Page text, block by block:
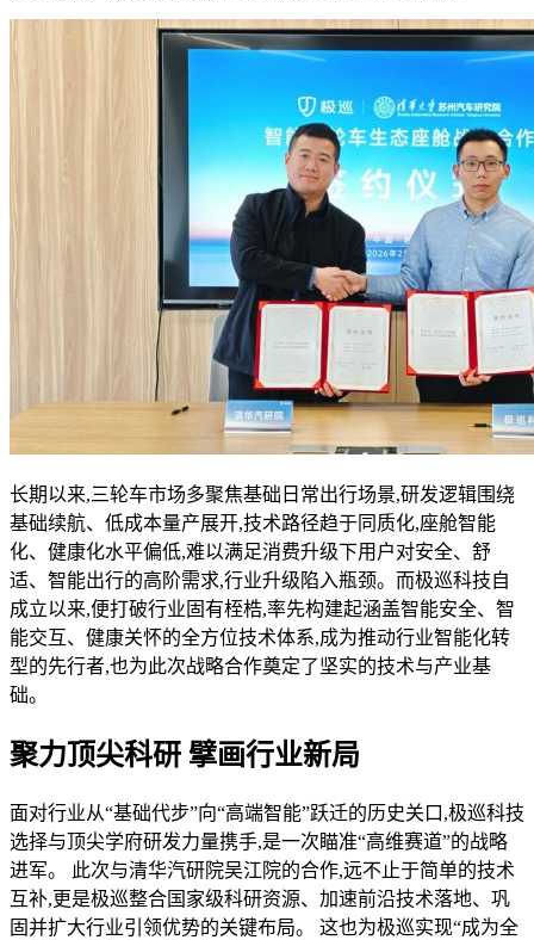
长期以来,三轮车市场多聚焦基础日常出行场景,研发逻辑围绕
基础续航、低成本量产展开,技术路径趋于同质化,座舱智能
化、健康化水平偏低,难以满足消费升级下用户对安全、舒
适、智能出行的高阶需求,行业升级陷入瓶颈。而极巡科技自
成立以来,便打破行业固有桎梏,率先构建起涵盖智能安全、智
能交互、健康关怀的全方位技术体系,成为推动行业智能化转
型的先行者,也为此次战略合作奠定了坚实的技术与产业基
础。
聚力顶尖科研 擘画行业新局
面对行业从“基础代步”向“高端智能”跃迁的历史关口,极巡科技
选择与顶尖学府研发力量携手,是一次瞄准“高维赛道”的战略
进军。 此次与清华汽研院吴江院的合作,远不止于简单的技术
互补,更是极巡整合国家级科研资源、加速前沿技术落地、巩
固并扩大行业引领优势的关键布局。 这也为极巡实现“成为全